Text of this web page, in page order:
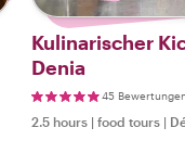
Kulinarischer
Denia
45
2.5 hours | food tours |